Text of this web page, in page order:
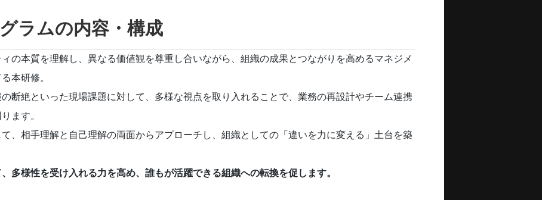
ラムの内容・構成
の本質を理解し、異なる価値観を尊重し合いながら、組織の成果とつながりを高めるマネジメ
本研修。
断絶といった現場課題に対して、多様な視点を取り入れることで、業務の再設計やチーム連携
ます。
、相手理解と自己理解の両面からアプローチし、組織としての「違いを力に変える」土台を築
多様性を受け入れる力を高め、誰もが活躍できる組織への転換を促します。